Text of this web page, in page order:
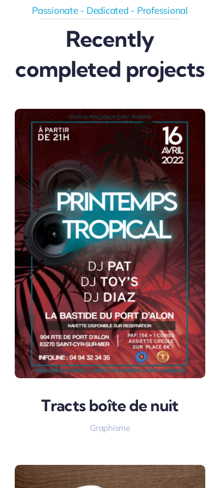
Passionate - Dedicated - Professional
Recently
completed projects
Tracts boîte de nuit
Graphisme